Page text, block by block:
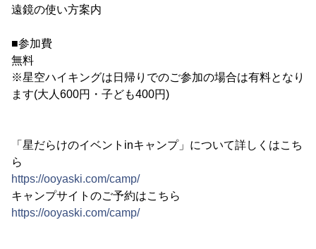
遠鏡の使い方案内
■参加費
無料
※星空ハイキングは日帰りでのご参加の場合は有料となり
ます(大人600円・子ども400円)
「星だらけのイベントinキャンプ」について詳しくはこち
ら
https://ooyaski.com/camp/
キャンプサイトのご予約はこちら
https://ooyaski.com/camp/